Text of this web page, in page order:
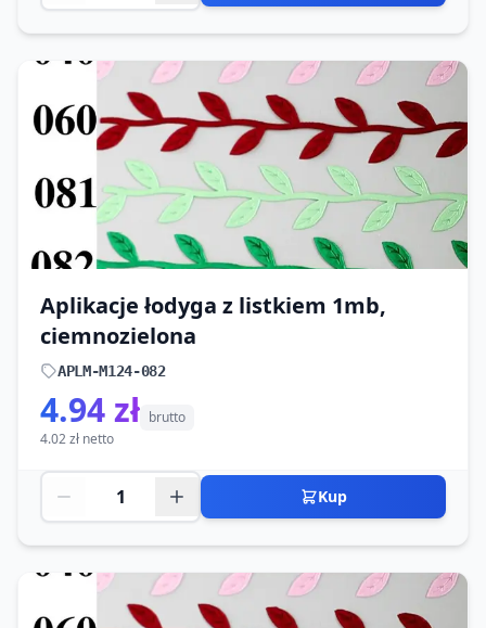
Aplikacje łodyga z listkiem 1mb,
ciemnozielona
APLM-M124-082
4.94 zł brutto
4.02 zł netto
Kup